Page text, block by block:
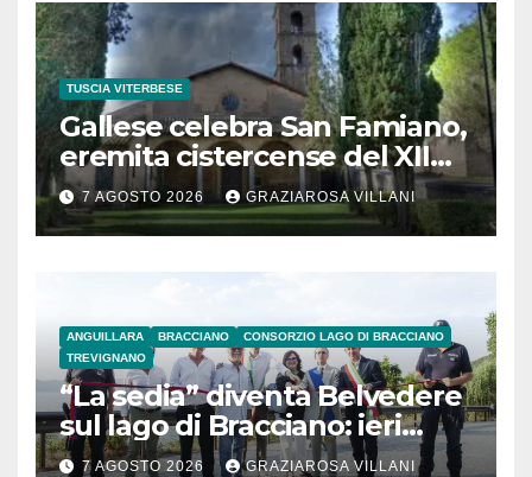
TUSCIA VITERBESE
Gallese celebra San Famiano,
eremita cistercense del XII
secolo
7 AGOSTO 2026 GRAZIAROSA VILLANI
ANGUILLARA BRACCIANO
CONSORZIO LAGO DI BRACCIANO
TREVIGNANO
“La sedia” diventa Belvedere
sul lago di Bracciano: ieri
l’inaugurazione
7 AGOSTO 2026 GRAZIAROSA VILLANI